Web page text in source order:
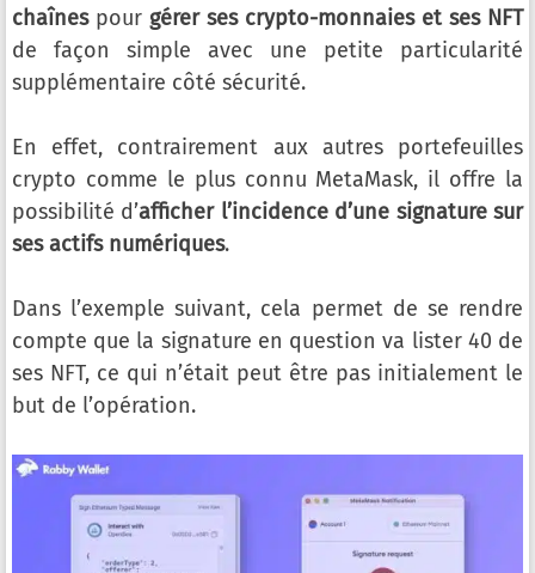
chaînespour gérer ses crypto-monnaies et ses NFT
de façon simple avec une petite particularité
supplémentaire côté sécurité.
En effet, contrairement aux autres portefeuilles
crypto comme le plus connu MetaMask, il offre la
possibilité d’afficher l’incidence d’une signature sur
ses actifs numériques.
Dans l’exemple suivant, cela permet de se rendre
compte que la signature en question va lister 40 de
ses NFT, ce qui n’était peut être pas initialement le
but de l’opération.